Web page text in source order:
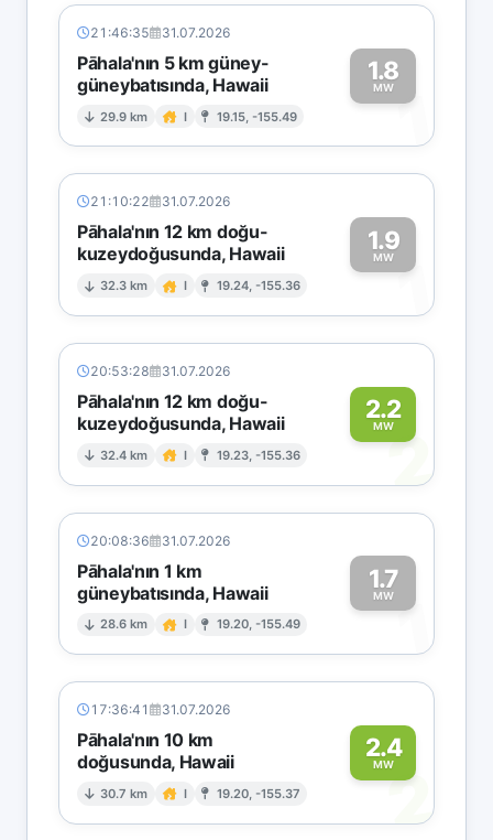
21:46:35 31.07.2026
Pāhala'nın 5 km güney-
güneybatısında, Hawaii
29.9 km I 19.15, -155.49
1.8
MW1
21:10:22 31.07.2026
Pāhala'nın 12 km doğu-
kuzeydoğusunda, Hawaii
32.3 km I 19.24, -155.36
1.9
MW1
20:53:28 31.07.2026
Pāhala'nın 12 km doğu-
kuzeydoğusunda, Hawaii
32.4 km I 19.23, -155.36
2.2
MW2
20:08:36 31.07.2026
Pāhala'nın 1 km
güneybatısında, Hawaii
28.6 km I 19.20, -155.49
1.7
MW1
17:36:41 31.07.2026
Pāhala'nın 10 km
doğusunda, Hawaii
30.7 km I 19.20, -155.37
2.4
MW
2